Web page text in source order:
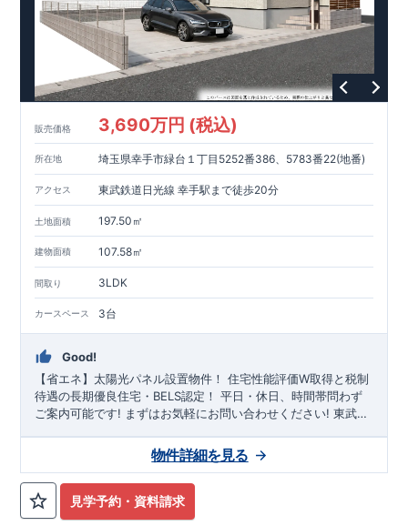
分） ・​木の葉モール橋本…約1,778 ～ 2,100m （徒歩23～ 28
分）
・西日本シティ銀行野方支店…約1,395 ～ 1,600m （徒歩18～
21分）
・村上華林堂病院…約1,180 ～ 1,500m （徒歩15～ 20分）
・野方塚原公園…約34 ～ 1 6 0 m（ 徒歩1 ～ 2 分）
東栄住宅の家づくりへのこだわり
■『BELS』 一次エネルギー消費量等級6取得
■耐震等級3（地震に強い）
■断熱性能と省エネ
全棟自社一貫体制
■充実のアフターサポート
※クリックで各詳細ページに移動します♪
★★★現地案内ご予約受付中★★★
いつでもお気軽にお問合せください！
TEL092-739-1388東栄住宅 福岡営業所まで
営業時間 9時30分～18時30分
定休日 火曜・水曜・夏季休暇・年末年始など
販売価格 3,690万円 (税込)
所在地 埼玉県幸手市緑台１丁目5252番386、5783番22(地番)
アクセス 東武鉄道日光線 幸手駅まで徒歩20分
土地面積 197.50㎡
建物面積 107.58㎡
間取り 3LDK
カースペース 3台
Good!
【省エネ】太陽光パネル設置物件！ 住宅性能評価W取得と税制
待遇の長期優良住宅・BELS認定！ 平日・休日、時間帯問わず
ご案内可能です! まずはお気軽にお問い合わせください! 東武日
歩30分! お子様の通学も安心です♪ 敷地は、
』! 小学校、幼稚園、保育園、スーパー、コンビ
ニ、病院、公園など徒歩15分以内
小型自転車やベビーカーなど小物類まで玄関がスッキリ片付く
『玄関土間収納』​・普段使う調理器具や備蓄品など保管に便利
見学予約・資料請求
物件詳細を見る